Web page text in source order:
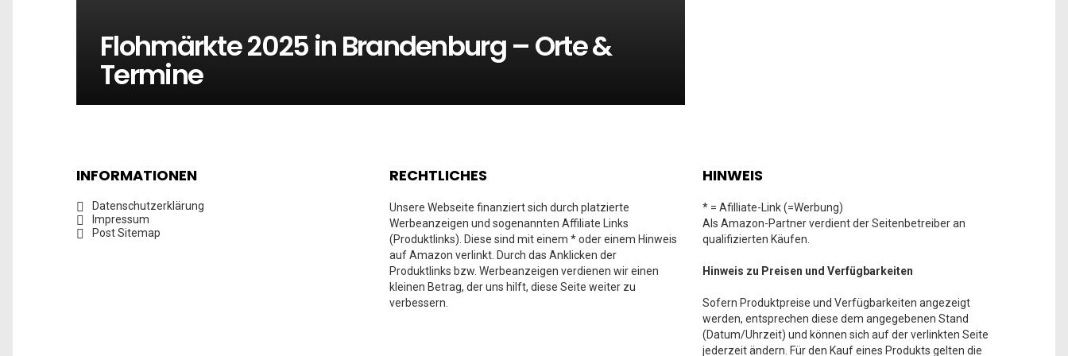
Flohmärkte 2025 in Brandenburg – Orte &
Termine
INFORMATIONEN
Datenschutzerklärung
Impressum
Post Sitemap
RECHTLICHES
Unsere Webseite finanziert sich durch platzierte
Werbeanzeigen und sogenannten Affiliate Links
(Produktlinks). Diese sind mit einem * oder einem Hinweis
auf Amazon verlinkt. Durch das Anklicken der
Produktlinks bzw. Werbeanzeigen verdienen wir einen
kleinen Betrag, der uns hilft, diese Seite weiter zu
verbessern.
HINWEIS
* = Afilliate-Link (=Werbung)
Als Amazon-Partner verdient der Seitenbetreiber an
qualifizierten Käufen.
Hinweis zu Preisen und Verfügbarkeiten
Sofern Produktpreise und Verfügbarkeiten angezeigt
werden, entsprechen diese dem angegebenen Stand
(Datum/Uhrzeit) und können sich auf der verlinkten Seite
jederzeit ändern. Für den Kauf eines Produkts gelten die